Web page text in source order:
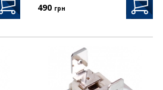
490 грн